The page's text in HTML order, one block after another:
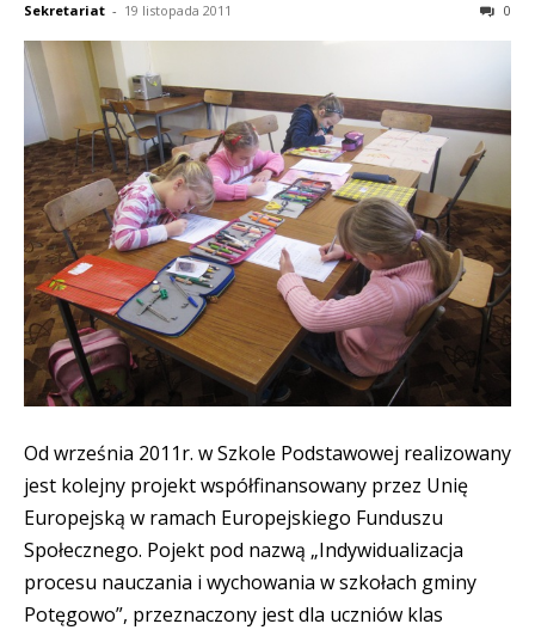
Sekretariat - 19 listopada 2011 0
Od września 2011r. w Szkole Podstawowej realizowany
jest kolejny projekt współfinansowany przez Unię
Europejską w ramach Europejskiego Funduszu
Społecznego. Pojekt pod nazwą „Indywidualizacja
procesu nauczania i wychowania w szkołach gminy
Potęgowo”, przeznaczony jest dla uczniów klas